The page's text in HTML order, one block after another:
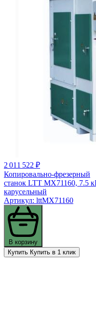
2 011 522 ₽
Копировально-фрезерный
станок LTT MX71160, 7.5
карусельный
Артикул: lttMX71160
В корзину
Купить Купить в 1 клик